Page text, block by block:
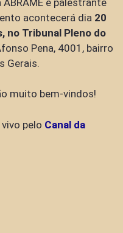
acontecerá dia 20
no Tribunal Pleno do
Pena, 4001, bairro
Gerais.
muito bem-vindos!
pelo Canal da